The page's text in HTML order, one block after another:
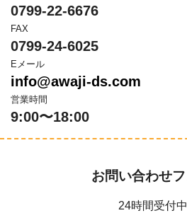
0799-22-6676
FAX
0799-24-6025
Eメール
info@awaji-ds.com
営業時間
9:00〜18:00
お問い合わせ
24時間受付中